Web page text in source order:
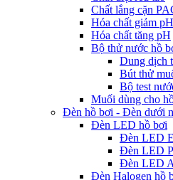
Chất lắng cặn
Hóa chất giảm pH
Hóa chất tăng pH
Bộ thử nước hồ
Dung dịch
Bút thử
Bộ test
Muối dùng cho
Đèn hồ bơi - Đèn dưới
Đèn LED hồ bơi
Đèn LED
Đèn LED
Đèn LED
Đèn Halogen hồ